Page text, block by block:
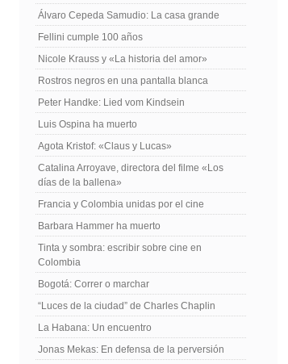
Álvaro Cepeda Samudio: La casa grande
Fellini cumple 100 años
Nicole Krauss y «La historia del amor»
Rostros negros en una pantalla blanca
Peter Handke: Lied vom Kindsein
Luis Ospina ha muerto
Agota Kristof: «Claus y Lucas»
Catalina Arroyave, directora del filme «Los
días de la ballena»
Francia y Colombia unidas por el cine
Barbara Hammer ha muerto
Tinta y sombra: escribir sobre cine en
Colombia
Bogotá: Correr o marchar
“Luces de la ciudad” de Charles Chaplin
La Habana: Un encuentro
Jonas Mekas: En defensa de la perversión